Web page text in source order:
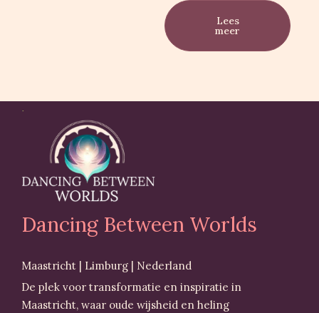
Lees
meer
Dancing Between Worlds
Maastricht | Limburg | Nederland
De plek voor transformatie en inspiratie in
Maastricht, waar oude wijsheid en heling